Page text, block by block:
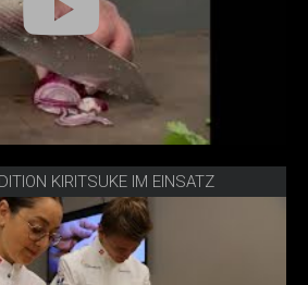
KIRITSUKE IM EINSATZ